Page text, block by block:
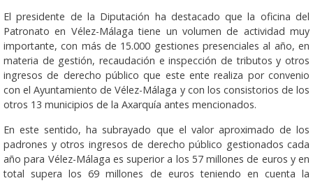
El presidente de la Diputación ha destacado que la oficina del
Patronato en Vélez-Málaga tiene un volumen de actividad muy
importante, con más de 15.000 gestiones presenciales al año, en
materia de gestión, recaudación e inspección de tributos y otros
ingresos de derecho público que este ente realiza por convenio
con el Ayuntamiento de Vélez-Málaga y con los consistorios de los
otros 13 municipios de la Axarquía antes mencionados.
En este sentido, ha subrayado que el valor aproximado de los
padrones y otros ingresos de derecho público gestionados cada
año para Vélez-Málaga es superior a los 57 millones de euros y en
total supera los 69 millones de euros teniendo en cuenta la